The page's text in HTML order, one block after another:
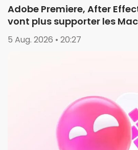
Adobe Premiere, After
vont plus supporter les
5 Aug. 2026 • 20:27